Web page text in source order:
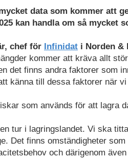
data som kommer att
kan handla om så mycket
chef för Infinidat i Norden &
kommer att kräva allt
det finns andra faktorer som
känna till dessa faktorer när
som används för att lagra
tur i lagringslandet. Vi ska
Det finns omständigheter
och därigenom